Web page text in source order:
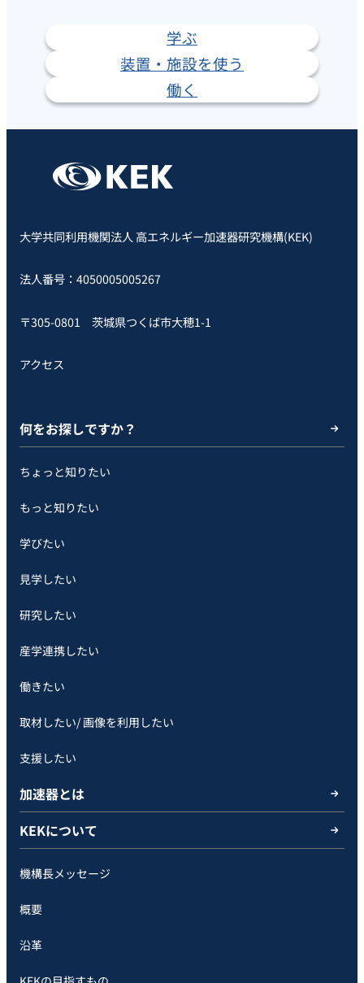
学ぶ
装置・施設を使う
働く
大学共同利用機関法人 高エネルギー加速器研究機構(KEK)
法人番号：4050005005267
〒305-0801 茨城県つくば市大穂1-1
アクセス
何をお探しですか？
ちょっと知りたい
もっと知りたい
学びたい
見学したい
研究したい
産学連携したい
働きたい
取材したい/ 画像を利用したい
支援したい
加速器とは
KEKについて
機構長メッセージ
概要
沿革